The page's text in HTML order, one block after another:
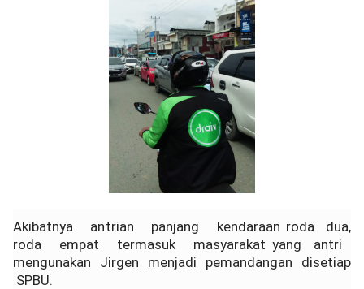
Akibatnya antrian panjang kendaraan roda dua,
roda empat termasuk masyarakat yang antri
mengunakan Jirgen menjadi pemandangan disetiap
SPBU.